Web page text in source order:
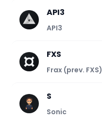
API3
API3
FXS
Frax (prev. FXS)
S
Sonic